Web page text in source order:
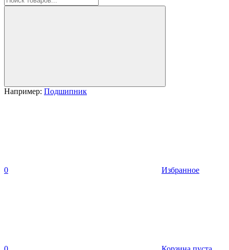
Например: Подшипник
0 Избранное